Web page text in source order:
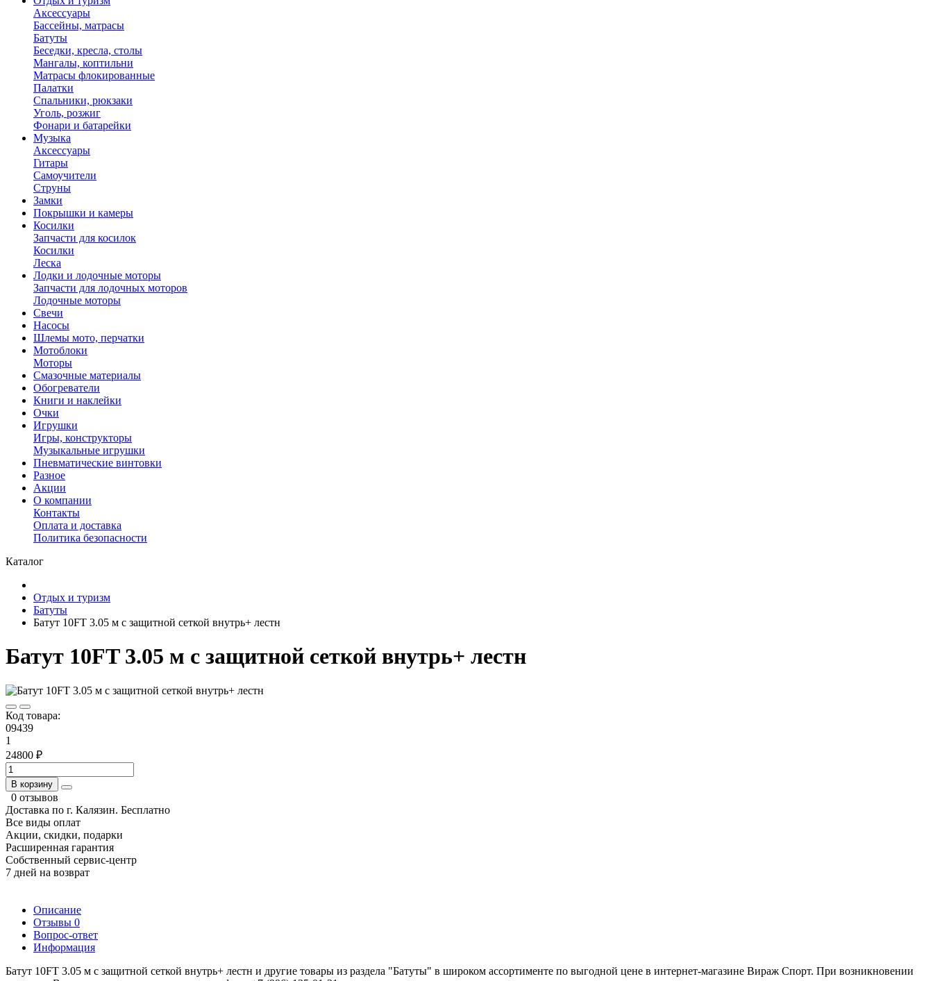
Аксессуары
Бассейны, матрасы
Батуты
Беседки, кресла, столы
Мангалы, коптильни
Матрасы флокированные
Палатки
Спальники, рюкзаки
Уголь, розжиг
Фонари и батарейки
Музыка
Аксессуары
Гитары
Самоучители
Струны
Замки
Покрышки и камеры
Косилки
Запчасти для косилок
Косилки
Леска
Лодки и лодочные моторы
Запчасти для лодочных моторов
Лодочные моторы
Свечи
Насосы
Шлемы мото, перчатки
Мотоблоки
Моторы
Смазочные материалы
Обогреватели
Книги и наклейки
Очки
Игрушки
Игры, конструкторы
Музыкальные игрушки
Пневматические винтовки
Разное
Акции
О компании
Контакты
Оплата и доставка
Политика безопасности
Каталог
Отдых и туризм
Батуты
Батут 10FT 3.05 м с защитной сеткой внутрь+ лестн
Батут 10FT 3.05 м с защитной сеткой внутрь+ лестн
Код товара:
09439
1
24800 ₽
В корзину
0 отзывов
Доставка по г. Калязин. Бесплатно
Все виды оплат
Акции, скидки, подарки
Расширенная гарантия
Собственный сервис-центр
7 дней на возврат
Описание
Отзывы 0
Вопрос-ответ
Информация
Батут 10FT 3.05 м с защитной сеткой внутрь+ лестн и другие товары из раздела "Батуты" в широком ассортименте по выгодной цене в интернет-магазине Вираж Спорт. При возникновении